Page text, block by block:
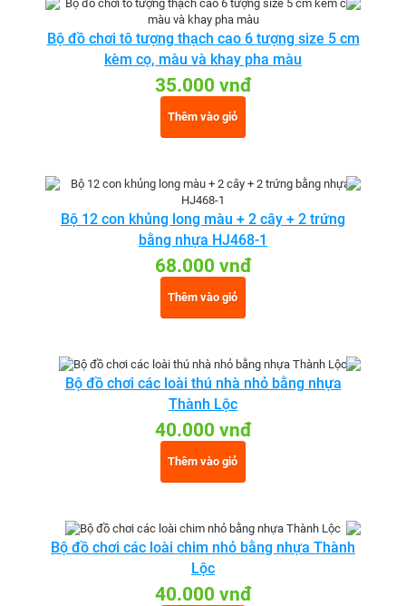
Bộ đồ chơi tô tượng thạch cao 6 tượng size 5 cm
kèm cọ, màu và khay pha màu
35.000 vnđ
Thêm vào giỏ
Bộ 12 con khủng long màu + 2 cây + 2 trứng
bằng nhựa HJ468-1
68.000 vnđ
Thêm vào giỏ
Bộ đồ chơi các loài thú nhà nhỏ bằng nhựa
Thành Lộc
40.000 vnđ
Thêm vào giỏ
Bộ đồ chơi các loài chim nhỏ bằng nhựa Thành
Lộc
40.000 vnđ